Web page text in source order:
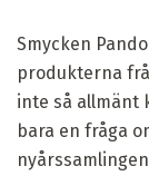
Smycken
produkterna
inte så allmänt
bara en fråga